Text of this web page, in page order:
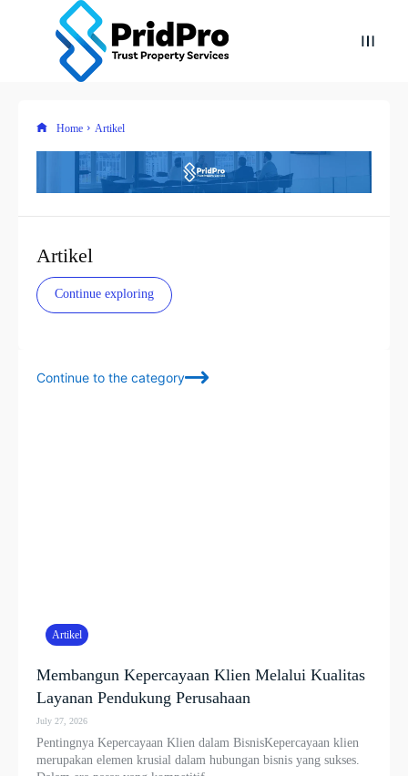
Home Artikel
Artikel
Continue exploring
Continue to the category
Artikel
Membangun Kepercayaan Klien Melalui Kualitas
Layanan Pendukung Perusahaan
July 27, 2026
Pentingnya Kepercayaan Klien dalam BisnisKepercayaan klien
merupakan elemen krusial dalam hubungan bisnis yang sukses.